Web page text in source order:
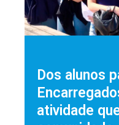
Dos alunos
atividade